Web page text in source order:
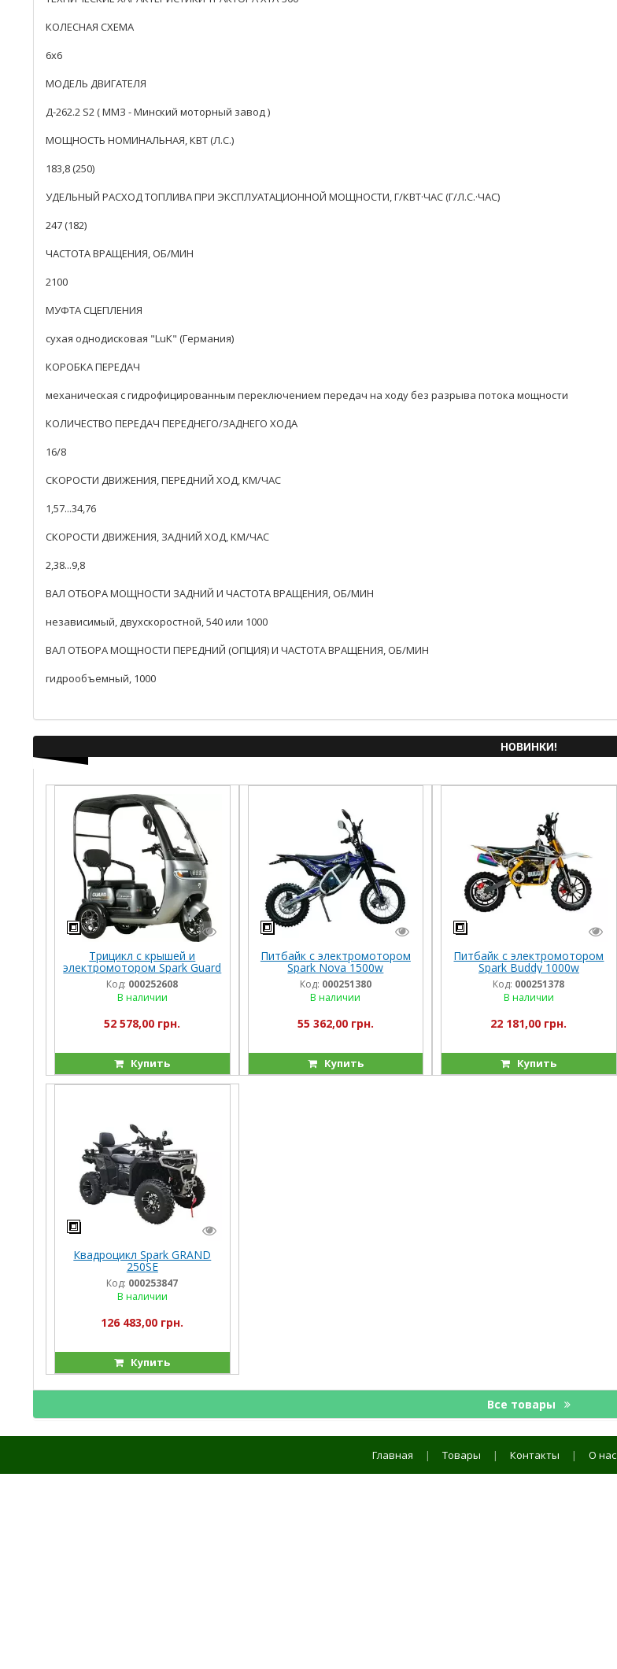
КОЛЕСНАЯ СХЕМА
6x6
МОДЕЛЬ ДВИГАТЕЛЯ
Д-262.2 S2 ( ММЗ - Минский моторный завод )
МОЩНОСТЬ НОМИНАЛЬНАЯ, КВТ (Л.С.)
183,8 (250)
УДЕЛЬНЫЙ РАСХОД ТОПЛИВА ПРИ ЭКСПЛУАТАЦИОННОЙ МОЩНОСТИ, Г/КВТ·ЧАС (Г/Л.С.·ЧАС)
247 (182)
ЧАСТОТА ВРАЩЕНИЯ, ОБ/МИН
2100
МУФТА СЦЕПЛЕНИЯ
сухая однодисковая "LuK" (Германия)
КОРОБКА ПЕРЕДАЧ
механическая с гидрофицированным переключением передач на ходу без разрыва потока мощности
КОЛИЧЕСТВО ПЕРЕДАЧ ПЕРЕДНЕГО/ЗАДНЕГО ХОДА
16/8
СКОРОСТИ ДВИЖЕНИЯ, ПЕРЕДНИЙ ХОД, КМ/ЧАС
1,57...34,76
СКОРОСТИ ДВИЖЕНИЯ, ЗАДНИЙ ХОД, КМ/ЧАС
2,38...9,8
ВАЛ ОТБОРА МОЩНОСТИ ЗАДНИЙ И ЧАСТОТА ВРАЩЕНИЯ, ОБ/МИН
независимый, двухскоростной, 540 или 1000
ВАЛ ОТБОРА МОЩНОСТИ ПЕРЕДНИЙ (ОПЦИЯ) И ЧАСТОТА ВРАЩЕНИЯ, ОБ/МИН
гидрообъемный, 1000
НОВИНКИ!
Трицикл с крышей и
электромотором Spark Guard
1200w
Код: 000252608
В наличии
52 578,00 грн.
Купить
Питбайк с электромотором
Spark Nova 1500w
Код: 000251380
В наличии
55 362,00 грн.
Купить
Питбайк с электромотором
Spark Buddy 1000w
Код: 000251378
В наличии
22 181,00 грн.
Купить
Квадроцикл Spark GRAND
250SE
Код: 000253847
В наличии
126 483,00 грн.
Купить
Все товары
Главная | Товары | Контакты | О нас